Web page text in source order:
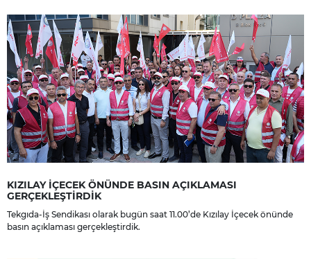
KIZILAY İÇECEK ÖNÜNDE BASIN AÇIKLAMASI
GERÇEKLEŞTİRDİK
Tekgıda-İş Sendikası olarak bugün saat 11.00’de Kızılay İçecek önünde
basın açıklaması gerçekleştirdik.